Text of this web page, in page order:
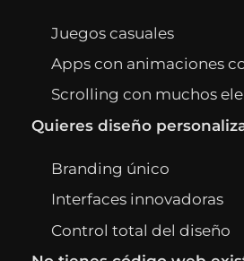
Juegos casuales
Apps con animaciones
Scrolling con muchos
Quieres diseño
Branding único
Interfaces innovadoras
Control total del diseño